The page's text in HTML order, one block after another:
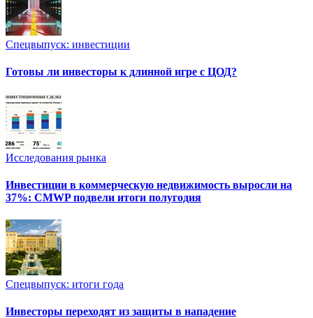
Спецвыпуск: инвестиции
Готовы ли инвесторы к длинной игре с ЦОД?
Исследования рынка
Инвестиции в коммерческую недвижимость выросли на
37%: CMWP подвели итоги полугодия
Спецвыпуск: итоги года
Инвесторы переходят из защиты в нападение